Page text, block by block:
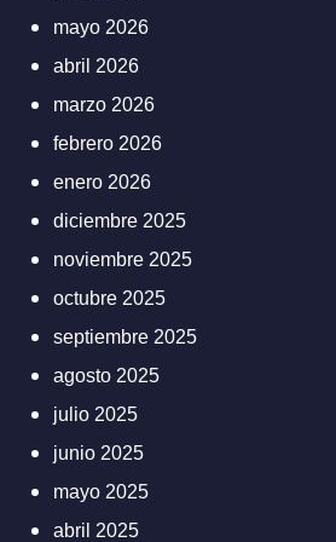
mayo 2026
abril 2026
marzo 2026
febrero 2026
enero 2026
diciembre 2025
noviembre 2025
octubre 2025
septiembre 2025
agosto 2025
julio 2025
junio 2025
mayo 2025
abril 2025